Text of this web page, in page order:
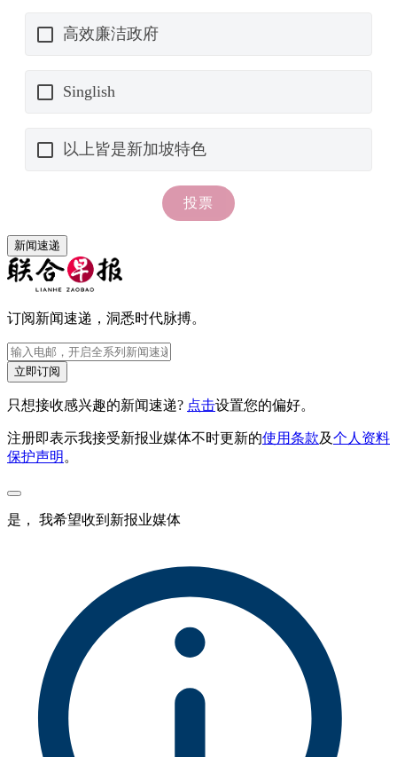
新闻速递
订阅新闻速递，洞悉时代脉搏。
立即订阅
只想接收感兴趣的新闻速递? 点击设置您的偏好。
注册即表示我接受新报业媒体不时更新的使用条款及个人资料
保护声明 。
是， 我希望收到新报业媒体